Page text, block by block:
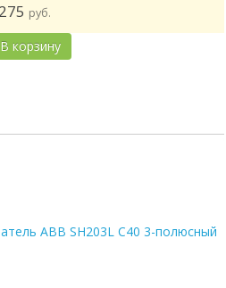
275 руб.
В корзину